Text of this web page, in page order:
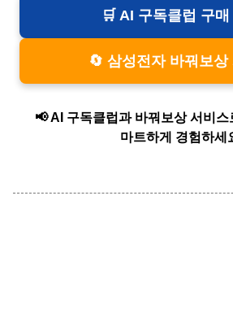
🛒 AI 구독클럽 구매
🔄 삼성전자 바꿔보상
📢 AI 구독클럽과 바꿔보상 서비
마트하게 경험하세